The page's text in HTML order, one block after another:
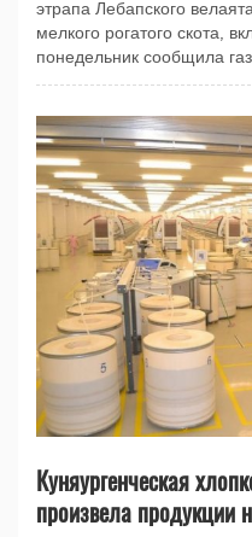
этрапа Лебапского
мелкого рогатого скота,
понедельник сообщила
Куняургенческая
произвела продукции